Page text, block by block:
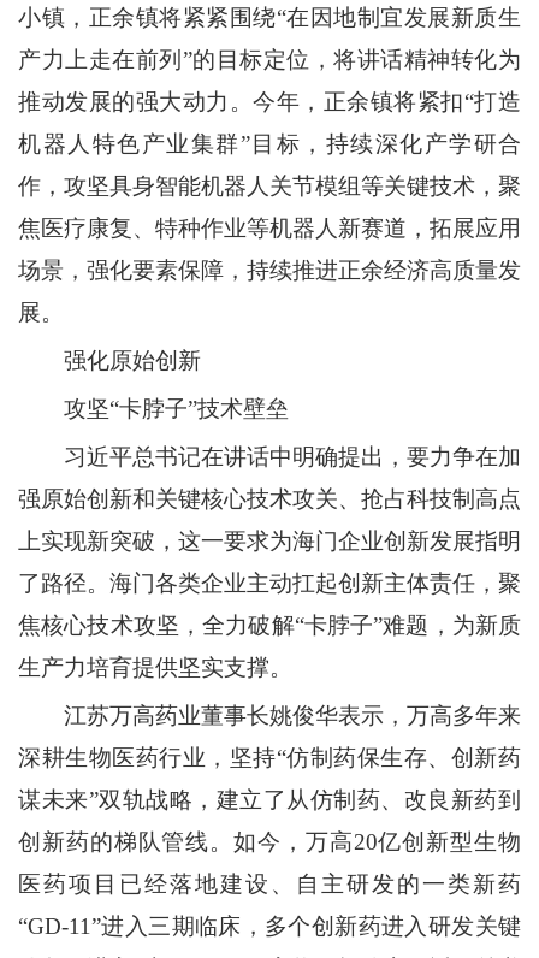
小镇，正余镇将紧紧围绕“在因地制宜发展新质生
产力上走在前列”的目标定位，将讲话精神转化为
推动发展的强大动力。今年，正余镇将紧扣“打造
机器人特色产业集群”目标，持续深化产学研合
作，攻坚具身智能机器人关节模组等关键技术，聚
焦医疗康复、特种作业等机器人新赛道，拓展应用
场景，强化要素保障，持续推进正余经济高质量发
展。
强化原始创新
攻坚“卡脖子”技术壁垒
习近平总书记在讲话中明确提出，要力争在加
强原始创新和关键核心技术攻关、抢占科技制高点
上实现新突破，这一要求为海门企业创新发展指明
了路径。海门各类企业主动扛起创新主体责任，聚
焦核心技术攻坚，全力破解“卡脖子”难题，为新质
生产力培育提供坚实支撑。
江苏万高药业董事长姚俊华表示，万高多年来
深耕生物医药行业，坚持“仿制药保生存、创新药
谋未来”双轨战略，建立了从仿制药、改良新药到
创新药的梯队管线。如今，万高20亿创新型生物
医药项目已经落地建设、自主研发的一类新药
“GD-11”进入三期临床，多个创新药进入研发关键